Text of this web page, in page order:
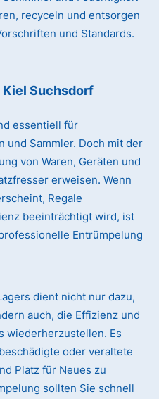
recyceln und entsorgen
und Standards.
Suchsdorf
essentiell für
und Sammler. Doch mit der
von Waren, Geräten und
erweisen. Wenn
Regale
beeinträchtigt wird, ist
Entrümpelung
dient nicht nur dazu,
auch, die Effizienz und
wiederherzustellen. Es
oder veraltete
Platz für Neues zu
sollten Sie schnell